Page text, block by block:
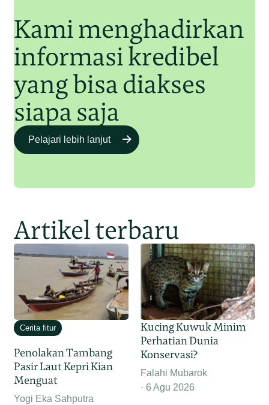
Kami menghadirkan
informasi kredibel
yang bisa diakses
siapa saja
Pelajari lebih lanjut
Artikel terbaru
Cerita fitur
Penolakan Tambang
Pasir Laut Kepri Kian
Menguat
Yogi Eka Sahputra
Kucing Kuwuk Minim
Perhatian Dunia
Konservasi?
Falahi Mubarok
6 Agu 2026